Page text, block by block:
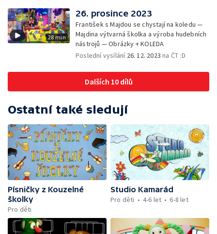
28 min
26. prosince 2023
František s Majdou se chystají na koledu —
Majdina výtvarná školka a výroba hudebních
nástrojů — Obrázky + KOLEDA
Poslední vysílání 26. 12. 2023 na ČT :D
Dalších 10 dílů
Ostatní také sledují
Písničky z Kouzelné
školky
Pro děti
Studio Kamarád
Pro děti
4-6 let 6-8 let